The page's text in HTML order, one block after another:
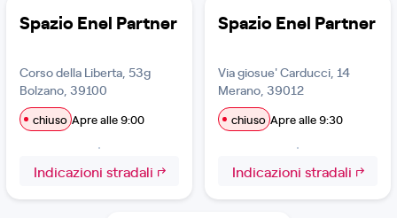
Spazio Enel Partner
Corso della Liberta, 53g
Bolzano, 39100
chiuso Apre alle 9:00
Indicazioni stradali
Spazio Enel Partner
Via giosue' Carducci, 14
Merano, 39012
chiuso Apre alle 9:30
Indicazioni stradali